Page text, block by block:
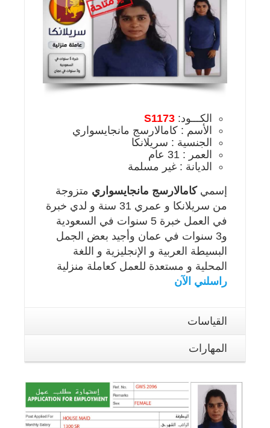
الكـــود: S1173
الأسم : كامالارسج مانجايسواري
الجنسية : سريلانكا
العمر : 31 عام
الديانة : غير مسلمة
إسميكامالارسج مانجايسواري متزوجة
من سريلانكا و عمري 31 سنة و لدي خبرة
في العمل خبرة 5 سنوات في السعودية
و3 سنوات في عمان وأجيد بعض الجمل
البسيطة العربية و الإنجليزية و اللغة
المحلية و مستعدة للعمل كعاملة منزلية
راسلني الآن
القياسات
المهارات